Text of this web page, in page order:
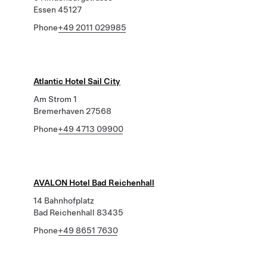
Essen 45127
Phone+49 2011 029985
Atlantic Hotel Sail City
Am Strom 1
Bremerhaven 27568
Phone+49 4713 09900
AVALON Hotel Bad Reichenhall
14 Bahnhofplatz
Bad Reichenhall 83435
Phone+49 8651 7630